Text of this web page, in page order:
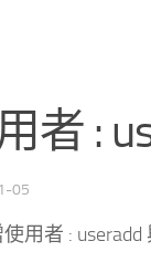
者 :
05
用者 : useradd